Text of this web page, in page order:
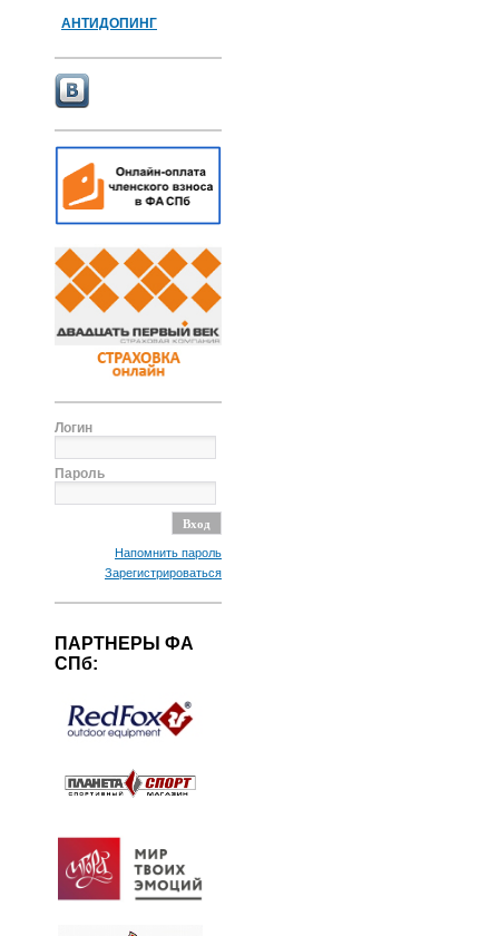
АНТИДОПИНГ
Логин
Пароль
Напомнить пароль
Зарегистрироваться
ПАРТНЕРЫ ФА
СПб: